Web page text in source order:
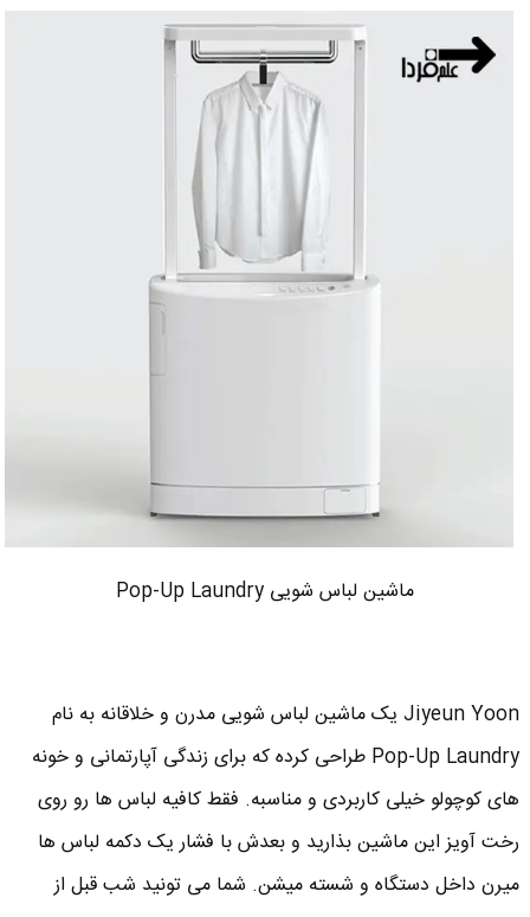
ماشین لباس شویی Pop-Up Laundry
Jiyeun Yoon یک ماشین لباس شویی مدرن و خلاقانه به نام
Pop-Up Laundry طراحی کرده که برای زندگی آپارتمانی و خونه
های کوچولو خیلی کاربردی و مناسبه. فقط کافیه لباس ها رو روی
رخت آویز این ماشین بذارید و بعدش با فشار یک دکمه لباس ها
میرن داخل دستگاه و شسته میشن. شما می تونید شب قبل از